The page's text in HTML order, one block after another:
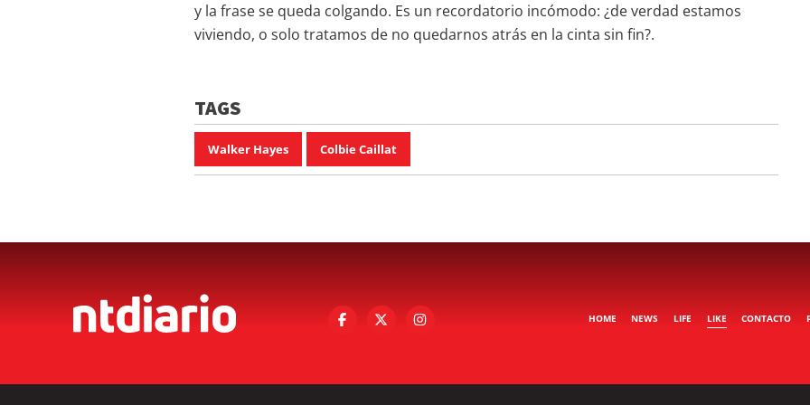
y la frase se queda colgando. Es un recordatorio incómodo: ¿de verdad estamos
viviendo, o solo tratamos de no quedarnos atrás en la cinta sin fin?.
TAGS
Walker Hayes Colbie Caillat
HOME NEWS LIFE LIKE CONTACTO